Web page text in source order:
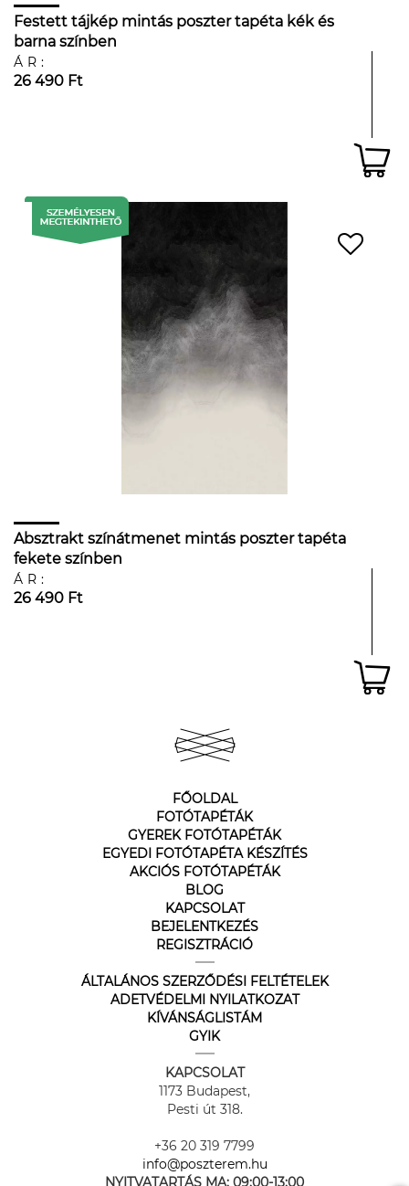
Festett tájkép mintás poszter tapéta kék és
barna színben
ÁR:
26 490 Ft
Absztrakt színátmenet mintás poszter tapéta
fekete színben
ÁR:
26 490 Ft
FŐOLDAL
FOTÓTAPÉTÁK
GYEREK FOTÓTAPÉTÁK
EGYEDI FOTÓTAPÉTA KÉSZÍTÉS
AKCIÓS FOTÓTAPÉTÁK
BLOG
KAPCSOLAT
BEJELENTKEZÉS
REGISZTRÁCIÓ
ÁLTALÁNOS SZERZŐDÉSI FELTÉTELEK
ADETVÉDELMI NYILATKOZAT
KÍVÁNSÁGLISTÁM
GYIK
KAPCSOLAT
1173 Budapest,
Pesti út 318.
+36 20 319 7799
info@poszterem.hu
NYITVATARTÁS MA: 09:00-13:00